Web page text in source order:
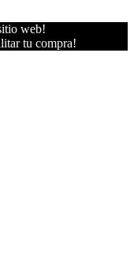
web!
tu compra!